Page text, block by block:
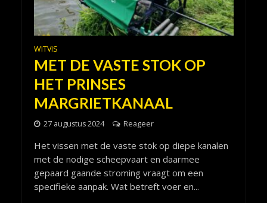
WITVIS
MET DE VASTE STOK OP
HET PRINSES
MARGRIETKANAAL
27 augustus 2024 Reageer
Het vissen met de vaste stok op diepe kanalen
met de nodige scheepvaart en daarmee
gepaard gaande stroming vraagt om een
specifieke aanpak. Wat betreft voer en...